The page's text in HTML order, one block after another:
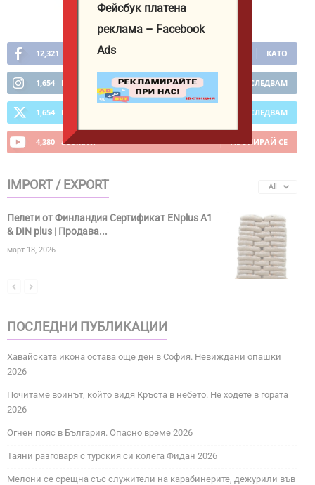
12,321 КАТО
1,654 Последователи ПОСЛЕДВАМ
1,654 Последователи ПОСЛЕДВАМ
4,380 абонати АБОНИРАЙ СЕ
IMPORT / EXPORT All
Пелети от Финландия Сертификат ENplus A1
& DIN plus | Продава...
март 18, 2026
ПОСЛЕДНИ ПУБЛИКАЦИИ
Хавайската икона остава още ден в София. Невиждани опашки
2026
Почитаме воинът, който видя Кръста в небето. Не ходете в гората
2026
Огнен пояс в България. Опасно време 2026
Таяни разговаря с турския си колега Фидан 2026
Мелони се срещна със служители на карабинерите, дежурили във
Фейсбук платена
реклама – Facebook
Ads